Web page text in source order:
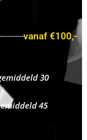
vanaf €100,-
30
45